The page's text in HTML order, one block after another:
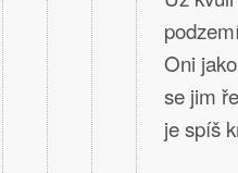
Oni
se jim
je spíš